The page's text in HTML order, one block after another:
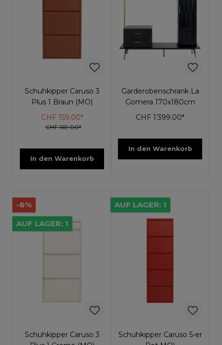
Schuhkipper Caruso 3
Plus 1 Braun (MO)
CHF 159.00*
CHF 169.00*
In den Warenkorb
Garderobenschrank La
Gomera 170x180cm
CHF 1’399.00*
In den Warenkorb
-6%
AUF LAGER: 1
Schuhkipper Caruso 3
AUF LAGER: 1
Schuhkipper Caruso 5-er